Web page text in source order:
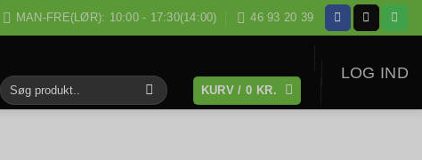
MAN-FRE(LØR): 10:00 - 17:30(14:00) 46 93 20 39
Søg
efter:
KURV /0 KR.
LOG IND